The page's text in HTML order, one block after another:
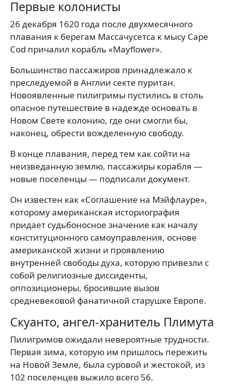
Первые колонисты
26 декабря 1620 года после двухмесячного
плавания к берегам Массачусетса к мысу Cape
Cod причалил корабль «Mayflower».
Большинство пассажиров принадлежало к
преследуемой в Англии секте пуритан.
Новоявленные пилигримы пустились в столь
опасное путешествие в надежде основать в
Новом Свете колонию, где они смогли бы,
наконец, обрести вожделенную свободу.
В конце плавания, перед тем как сойти на
неизведанную землю, пассажиры корабля —
новые поселенцы — подписали документ.
Он известен как «Соглашение на Мэйфлауре»,
которому американская историография
придает судьбоносное значение как началу
конституционного самоуправления, основе
американской жизни и проявлению
внутренней свободы духа, которую привезли с
собой религиозные диссиденты,
оппозиционеры, бросившие вызов
средневековой фанатичной старушке Европе.
Скуанто, ангел-хранитель Плимута
Пилигримов ожидали невероятные трудности.
Первая зима, которую им пришлось пережить
на Новой Земле, была суровой и жестокой, из
102 поселенцев выжило всего 56.